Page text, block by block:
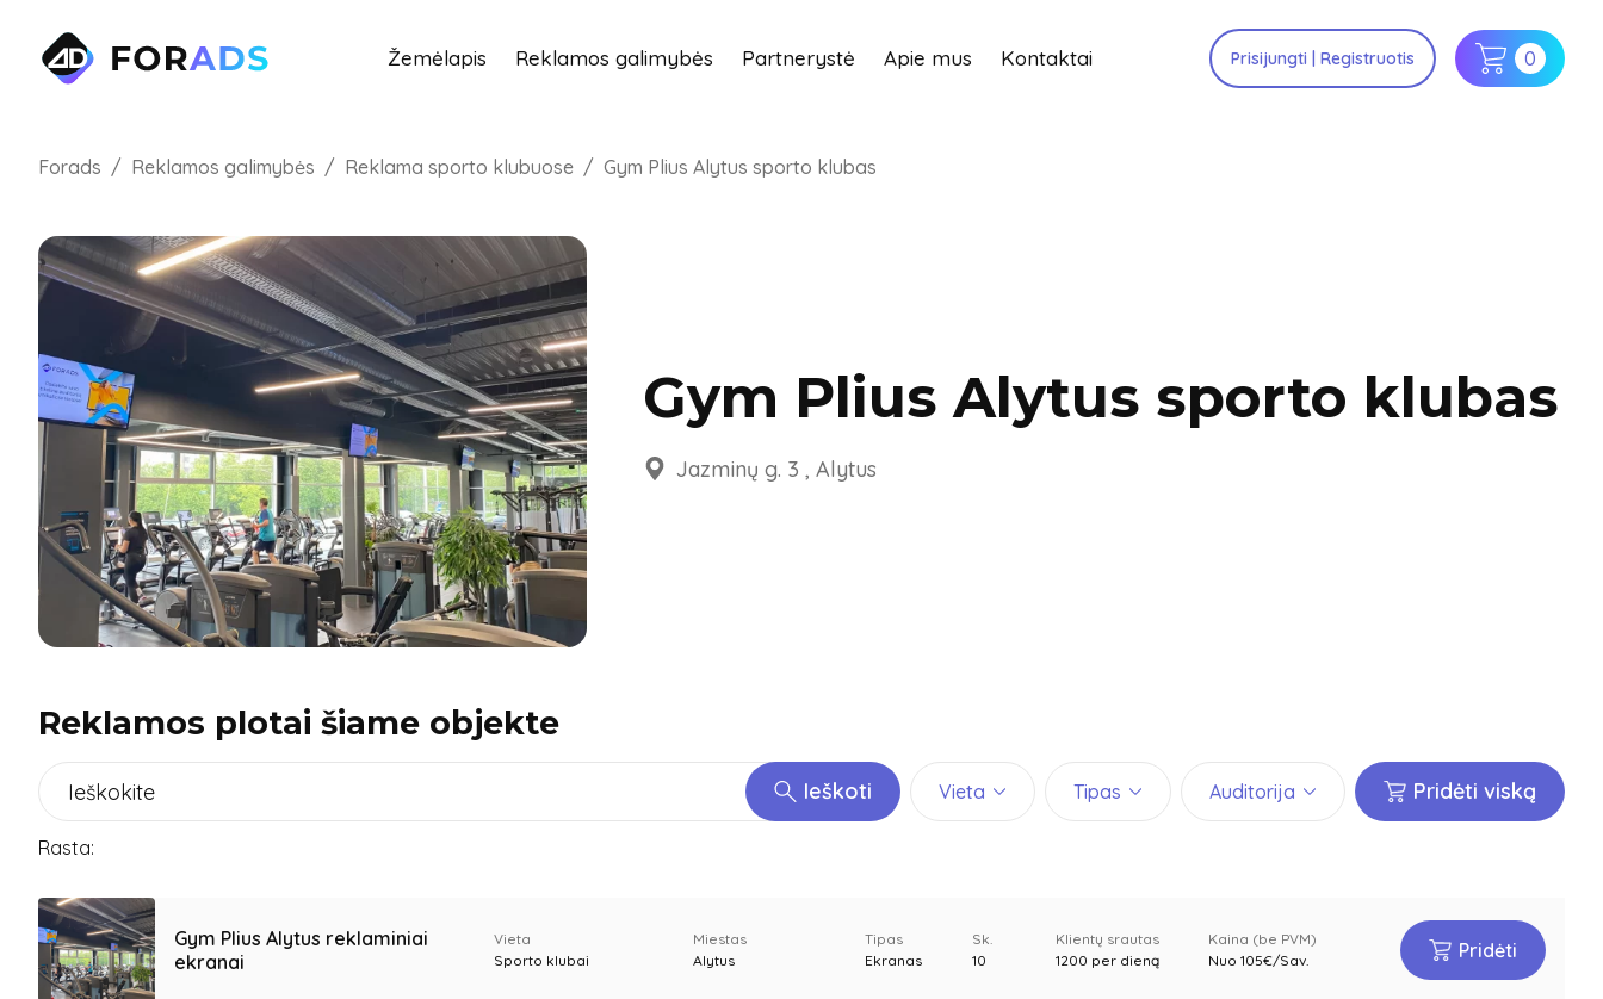
Žemėlapis Reklamos galimybės Partnerystė Apie mus Kontaktai Prisijungti | Registruotis 0
Forads Reklamos galimybės Reklama sporto klubuose Gym Plius Alytus sporto klubas
Gym Plius Alytus sporto klubas
Jazminų g. 3 , Alytus
Reklamos plotai šiame objekte
Ieškoti Vieta Tipas Auditorija Pridėti viską
Rasta:
Gym Plius Alytus reklaminiai
ekranai
Vieta
Sporto klubai
Miestas
Alytus
Tipas
Ekranas
Sk.
10
Klientų srautas
1200 per dieną
Kaina (be PVM)
Nuo 105€/Sav.
Pridėti